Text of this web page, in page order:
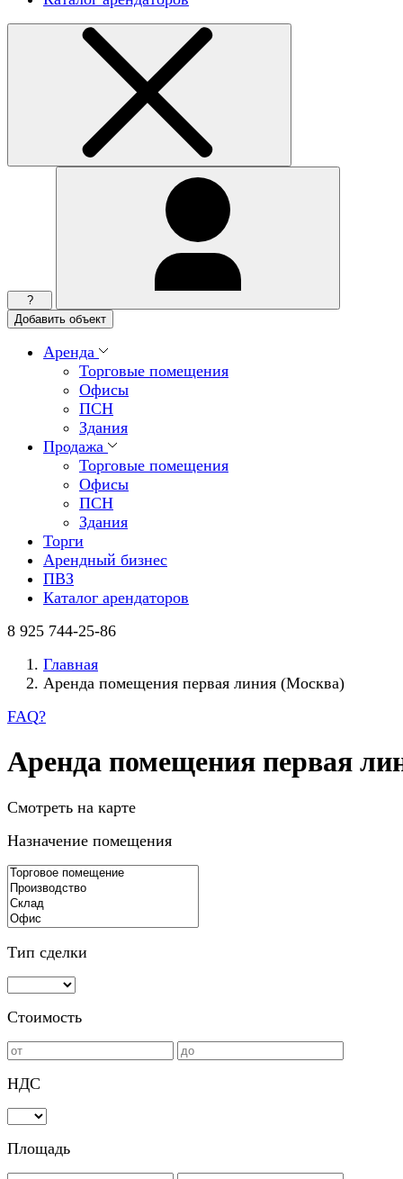
?
Добавить объект
Аренда
Торговые помещения
Офисы
ПСН
Здания
Продажа
Торговые помещения
Офисы
ПСН
Здания
Торги
Арендный бизнес
ПВЗ
Каталог арендаторов
8 925 744-25-86
Главная
Аренда помещения первая линия (Москва)
FAQ?
Аренда помещения первая
Смотреть на карте
Назначение помещения
Тип сделки
Стоимость
НДС
Площадь